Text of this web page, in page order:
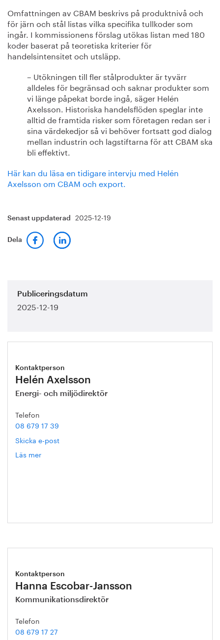
Omfattningen av CBAM beskrivs på produktnivå och
för järn och stål listas vilka specifika tullkoder som
ingår. I kommissionens förslag utökas listan med 180
koder baserat på teoretiska kriterier för
handelsintensitet och utsläpp.
– Utökningen till fler stålprodukter är tyvärr
alldeles för begränsad och saknar produkter som
vi länge påpekat borde ingå, säger Helén
Axelsson. Historiska handelsflöden speglar inte
alltid de framtida risker som företagen redan ser i
sina värdekedjor så vi behöver fortsatt god dialog
mellan industrin och lagstiftarna för att CBAM ska
bli effektivt.
Här kan du läsa en tidigare intervju med Helén
Axelsson om CBAM och export.
Senast uppdaterad 2025-12-19
Dela
Publiceringsdatum
2025-12-19
Kontaktperson
Helén Axelsson
Energi- och miljödirektör
Telefon
08 679 17 39
Skicka e-post
Läs mer
Kontaktperson
Hanna Escobar-Jansson
Kommunikationsdirektör
Telefon
08 679 17 27